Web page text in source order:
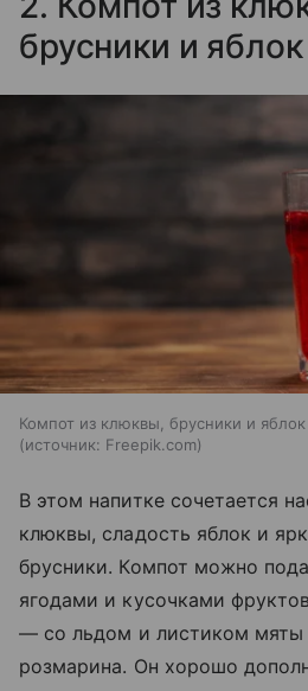
брусники и
Компот из клюквы, брусники и
источник: Freepik.com
В этом напитке сочетается
клюквы, сладость яблок и
брусники. Компот можно
ягодами и кусочками
— со льдом и листиком мяты
розмарина. Он хорошо